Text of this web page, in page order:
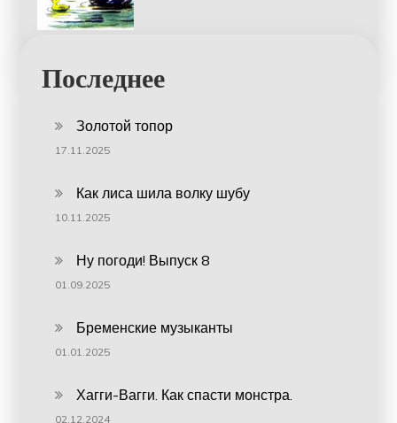
Последнее
Золотой топор
17.11.2025
Как лиса шила волку шубу
10.11.2025
Ну погоди! Выпуск 8
01.09.2025
Бременские музыканты
01.01.2025
Хагги-Вагги. Как спасти монстра.
02.12.2024